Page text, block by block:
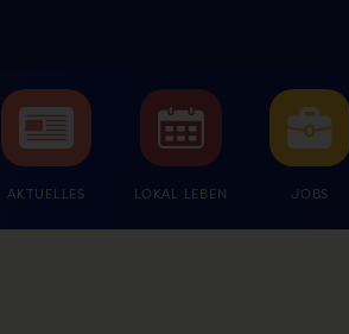
AKTUELLES LOKAL LEBEN JOBS